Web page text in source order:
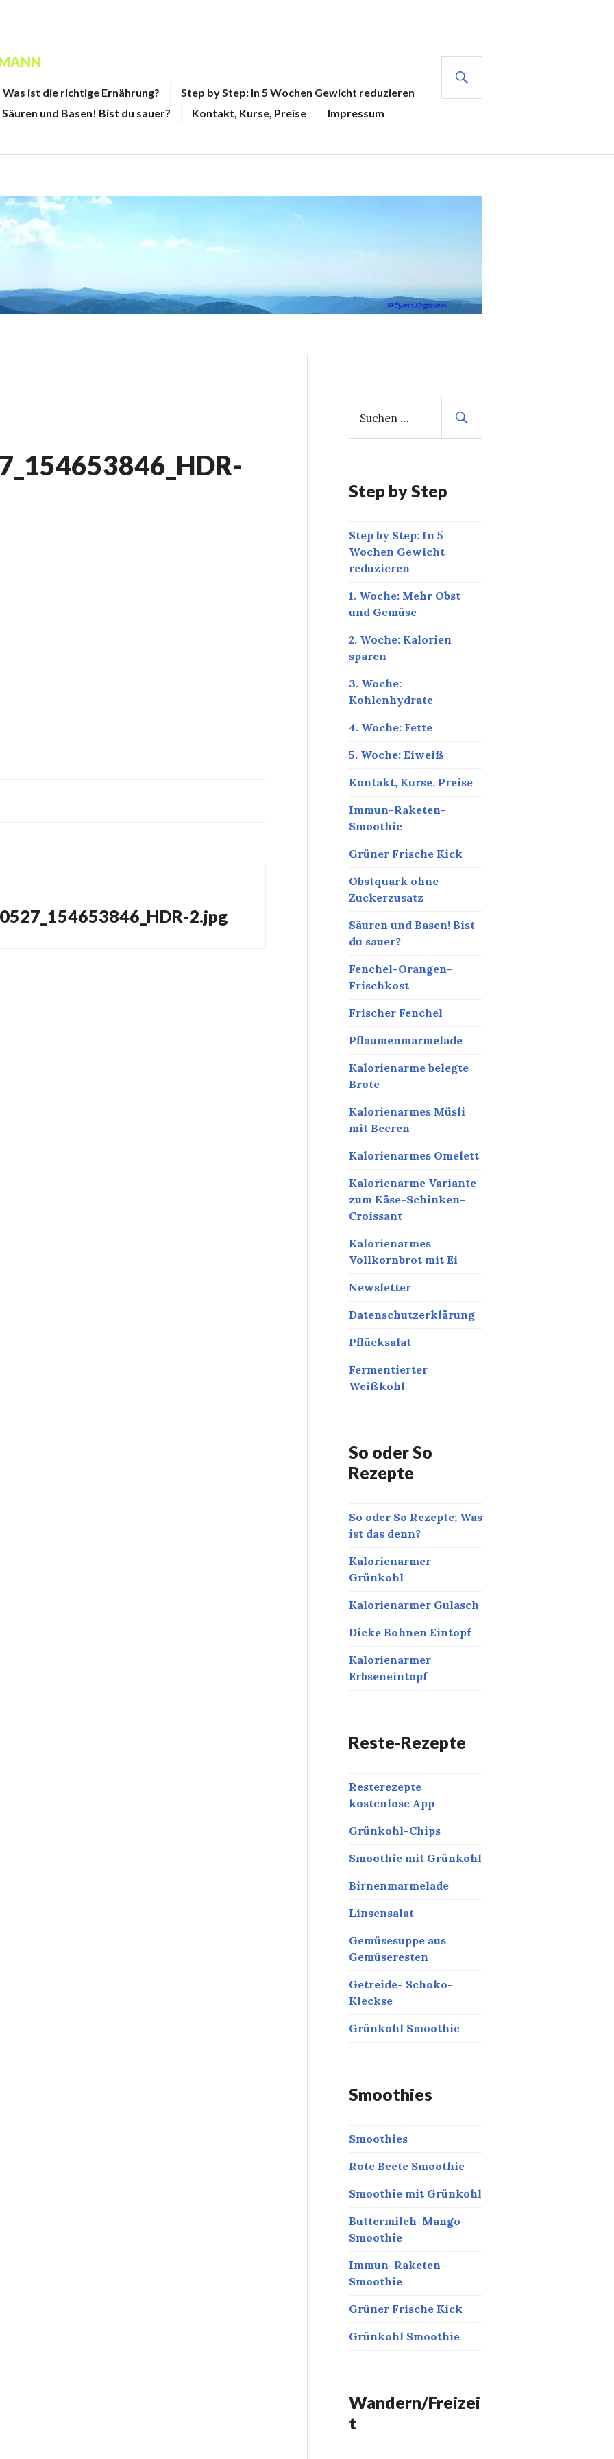
Was ist die richtige Ernährung?
Step by Step: In 5 Wochen Gewicht reduzieren
Säuren und Basen! Bist du sauer? Kontakt, Kurse, Preise
Impressum
2.jpg
c
n
c
h
:
Step by Step
Step by Step: In 5
Wochen Gewicht
reduzieren
1. Woche: Mehr Obst
und Gemüse
2. Woche: Kalorien
sparen
3. Woche:
Kohlenhydrate
4. Woche: Fette
5. Woche: Eiweiß
Kontakt, Kurse, Preise
Immun-Raketen-
Smoothie
Grüner Frische Kick
Obstquark ohne
Zuckerzusatz
Säuren und Basen! Bist
du sauer?
Fenchel-Orangen-
Frischkost
Frischer Fenchel
Pflaumenmarmelade
Kalorienarme belegte
Brote
Kalorienarmes Müsli
mit Beeren
Kalorienarmes Omelett
Kalorienarme Variante
zum Käse-Schinken-
Croissant
Kalorienarmes
Vollkornbrot mit Ei
Newsletter
Datenschutzerklärung
Pflücksalat
Fermentierter
Weißkohl
So oder So
Rezepte
So oder So Rezepte; Was
ist das denn?
Kalorienarmer
Grünkohl
Kalorienarmer Gulasch
Dicke Bohnen Eintopf
Kalorienarmer
Erbseneintopf
Reste-Rezepte
Resterezepte
kostenlose App
Grünkohl-Chips
Smoothie mit Grünkohl
Birnenmarmelade
Linsensalat
Gemüsesuppe aus
Gemüseresten
Getreide- Schoko-
Kleckse
Grünkohl Smoothie
Smoothies
Smoothies
Rote Beete Smoothie
Smoothie mit Grünkohl
Buttermilch-Mango-
Smoothie
Immun-Raketen-
Smoothie
Grüner Frische Kick
Grünkohl Smoothie
Wandern/Freizei
t